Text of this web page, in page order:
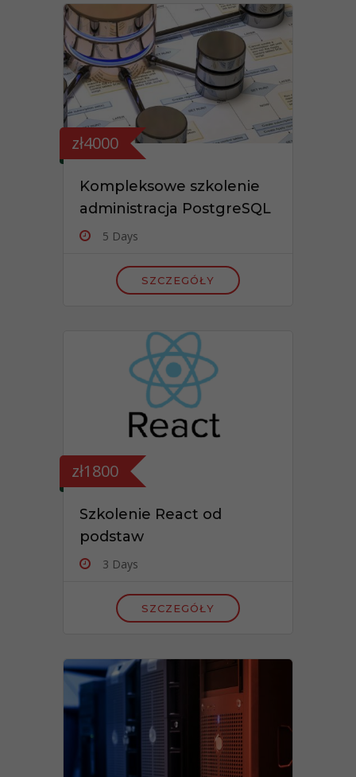
zł4000
Kompleksowe szkolenie
administracja PostgreSQL
5 Days
SZCZEGÓŁY
zł1800
Szkolenie React od
podstaw
3 Days
SZCZEGÓŁY